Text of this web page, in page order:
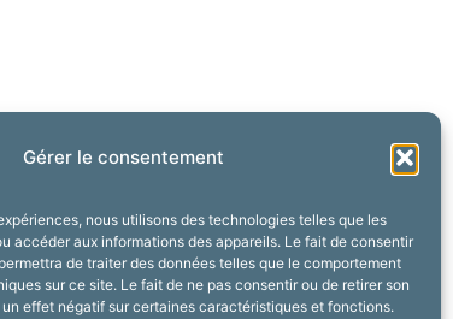
Gérer le consentement
nous utilisons des technologies telles que les
accéder aux informations des appareils. Le fait de consentir
de traiter des données telles que le comportement
sur ce site. Le fait de ne pas consentir ou de retirer son
effet négatif sur certaines caractéristiques et fonctions.